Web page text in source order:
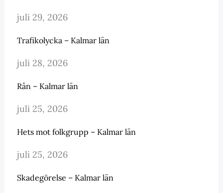
juli 29, 2026
Trafikolycka – Kalmar län
juli 28, 2026
Rån – Kalmar län
juli 25, 2026
Hets mot folkgrupp – Kalmar län
juli 25, 2026
Skadegörelse – Kalmar län